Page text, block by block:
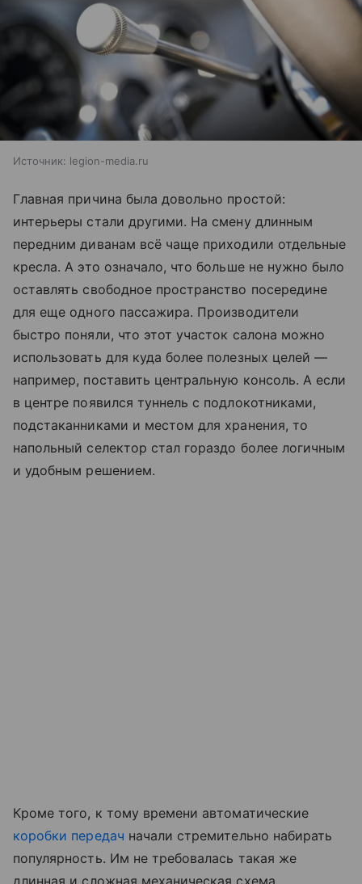
Источник: legion-media.ru
Главная причина была довольно простой:
интерьеры стали другими. На смену длинным
передним диванам всё чаще приходили отдельные
кресла. А это означало, что больше не нужно было
оставлять свободное пространство посередине
для еще одного пассажира. Производители
быстро поняли, что этот участок салона можно
использовать для куда более полезных целей —
например, поставить центральную консоль. А если
в центре появился туннель с подлокотниками,
подстаканниками и местом для хранения, то
напольный селектор стал гораздо более логичным
и удобным решением.
Кроме того, к тому времени автоматические
коробки передач начали стремительно набирать
популярность. Им не требовалась такая же